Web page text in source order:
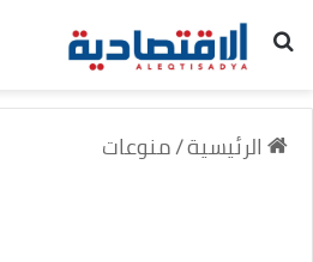
بحث عن
الرئيسية/منوعات